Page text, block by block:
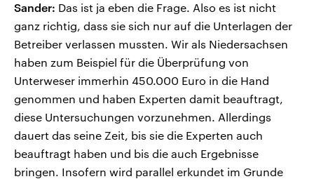
Sander: Das ist ja eben die Frage. Also es ist nicht
ganz richtig, dass sie sich nur auf die Unterlagen der
Betreiber verlassen mussten. Wir als Niedersachsen
haben zum Beispiel für die Überprüfung von
Unterweser immerhin 450.000 Euro in die Hand
genommen und haben Experten damit beauftragt,
diese Untersuchungen vorzunehmen. Allerdings
dauert das seine Zeit, bis sie die Experten auch
beauftragt haben und bis die auch Ergebnisse
bringen. Insofern wird parallel erkundet im Grunde